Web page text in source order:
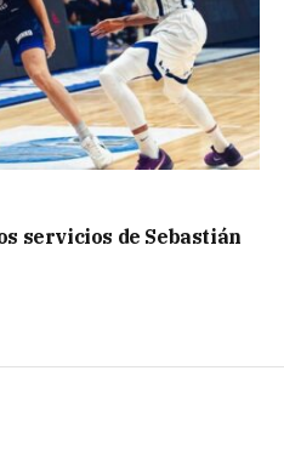
servicios de Sebastián